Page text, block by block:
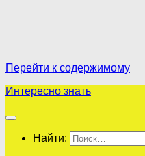
Перейти к содержимому
Интересно знать
Найти: